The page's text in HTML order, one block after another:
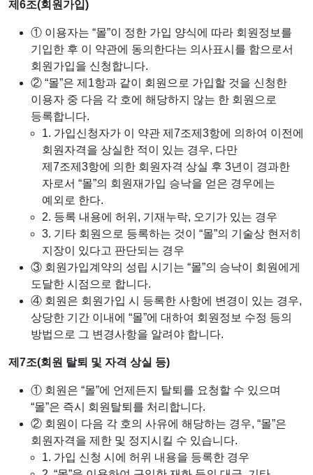
제6조(회원가입)
① 이용자는 “몰”이 정한 가입 양식에 따라 회원정보를
기입한 후 이 약관에 동의한다는 의사표시를 함으로서
회원가입을 신청합니다.
② “몰”은 제1항과 같이 회원으로 가입할 것을 신청한
이용자 중 다음 각 호에 해당하지 않는 한 회원으로
등록합니다.
1. 가입신청자가 이 약관 제7조제3항에 의하여 이전에
회원자격을 상실한 적이 있는 경우, 다만
제7조제3항에 의한 회원자격 상실 후 3년이 경과한
자로서 “몰”의 회원재가입 승낙을 얻은 경우에는
예외로 한다.
2. 등록 내용에 허위, 기재누락, 오기가 있는 경우
3. 기타 회원으로 등록하는 것이 “몰”의 기술상 현저히
지장이 있다고 판단되는 경우
③ 회원가입계약의 성립 시기는 “몰”의 승낙이 회원에게
도달한 시점으로 합니다.
④ 회원은 회원가입 시 등록한 사항에 변경이 있는 경우,
상당한 기간 이내에 “몰”에 대하여 회원정보 수정 등의
방법으로 그 변경사항을 알려야 합니다.
제7조(회원 탈퇴 및 자격 상실 등)
① 회원은 “몰”에 언제든지 탈퇴를 요청할 수 있으며
“몰”은 즉시 회원탈퇴를 처리합니다.
② 회원이 다음 각 호의 사유에 해당하는 경우, “몰”은
회원자격을 제한 및 정지시킬 수 있습니다.
1. 가입 신청 시에 허위 내용을 등록한 경우